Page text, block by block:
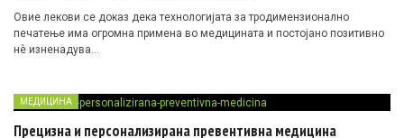
Овие лекови се доказ дека технологијата за тродимензионално
печатење има огромна примена во медицината и постојано позитивно
нè изненадува…
МЕДИЦИНА
Прецизна и персонализирана превентивна медицина